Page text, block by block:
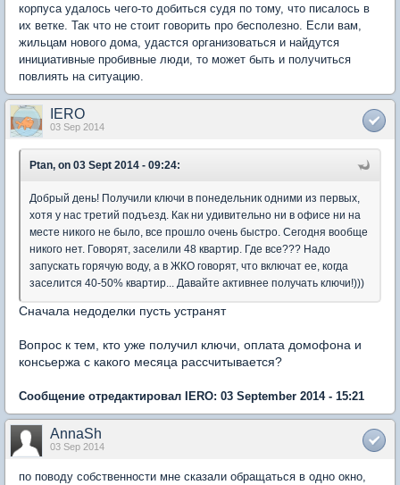
корпуса удалось чего-то добиться судя по тому, что писалось в
их ветке. Так что не стоит говорить про бесполезно. Если вам,
жильцам нового дома, удастся организоваться и найдутся
инициативные пробивные люди, то может быть и получиться
повлиять на ситуацию.
IERO
03 Sep 2014
Ptan, on 03 Sept 2014 - 09:24:
Добрый день! Получили ключи в понедельник одними из первых,
хотя у нас третий подъезд. Как ни удивительно ни в офисе ни на
месте никого не было, все прошло очень быстро. Сегодня вообще
никого нет. Говорят, заселили 48 квартир. Где все??? Надо
запускать горячую воду, а в ЖКО говорят, что включат ее, когда
заселится 40-50% квартир... Давайте активнее получать ключи!)))
Сначала недоделки пусть устранят
Вопрос к тем, кто уже получил ключи, оплата домофона и
консьержа с какого месяца рассчитывается?
Сообщение отредактировал IERO: 03 September 2014 - 15:21
AnnaSh
03 Sep 2014
по поводу собственности мне сказали обращаться в одно окно,